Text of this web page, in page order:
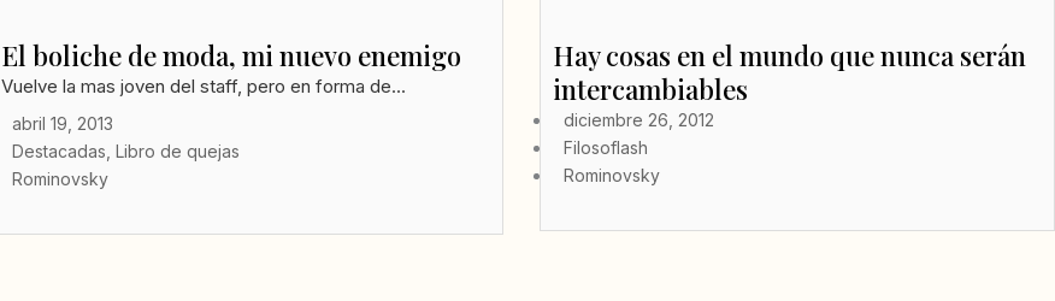
El boliche de moda, mi nuevo enemigo
Vuelve la mas joven del staff, pero en forma de...
abril 19, 2013
Destacadas Libro de quejas
Rominovsky
Hay cosas en el mundo que nunca serán
intercambiables
diciembre 26, 2012
Filosoflash
Rominovsky